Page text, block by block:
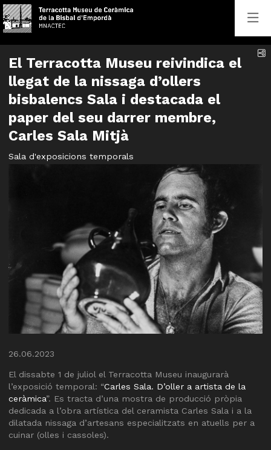
El Terracotta Museu reivindica el
llegat de la nissaga d’ollers
bisbalencs Sala i destacada el
paper del seu darrer membre,
Carles Sala Mitjà
Sala d'exposicions temporals
26.06.2023
El dissabte 1 de juliol el Terracotta Museu inaugurarà
l’exposició temporal: “Carles Sala. D’oller a artista de la
ceràmica”. Es tracta d’una mostra de producció pròpia
dedicada a l’obra artística del ceramista Carles Sala i a la
dilatada nissaga d’artesans especialitzats en atuells per a
cuinar (olles i cassoles).